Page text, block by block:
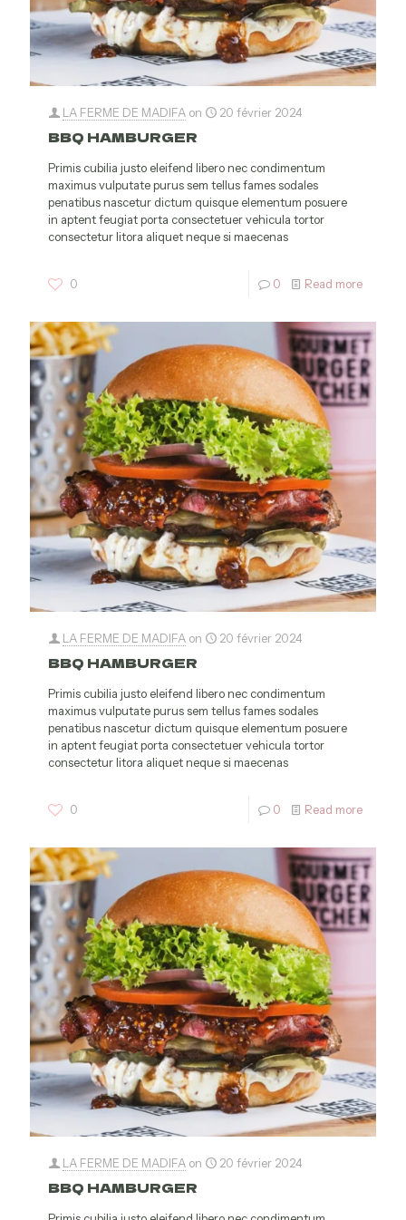
LA FERME DE MADIFA on 20 février 2024
BBQ HAMBURGER
Primis cubilia justo eleifend libero nec condimentum
maximus vulputate purus sem tellus fames sodales
penatibus nascetur dictum quisque elementum posuere
in aptent feugiat porta consectetuer vehicula tortor
consectetur litora aliquet neque si maecenas
0 0 Read more
LA FERME DE MADIFA on 20 février 2024
BBQ HAMBURGER
Primis cubilia justo eleifend libero nec condimentum
maximus vulputate purus sem tellus fames sodales
penatibus nascetur dictum quisque elementum posuere
in aptent feugiat porta consectetuer vehicula tortor
consectetur litora aliquet neque si maecenas
0 0 Read more
LA FERME DE MADIFA on 20 février 2024
BBQ HAMBURGER